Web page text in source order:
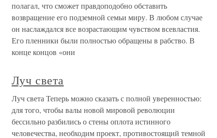
полагал, что сможет правдоподобно обставить
возвращение его подземной семьи миру. В любом случае
он наслаждался все возрастающим чувством всевластия.
Его пленники были полностью обращены в рабство. В
конце концов «они
Луч света
Луч света Теперь можно сказать с полной уверенностью:
для того, чтобы валы новой мировой революции
бессильно разбились о стены оплота истинного
человечества, необходим проект, противостоящий темной